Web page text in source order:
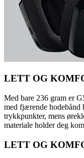
LETT OG
Med bare 236 gram er
med fjærende hodebånd
trykkpunkter, mens
materiale holder deg
LETT OG